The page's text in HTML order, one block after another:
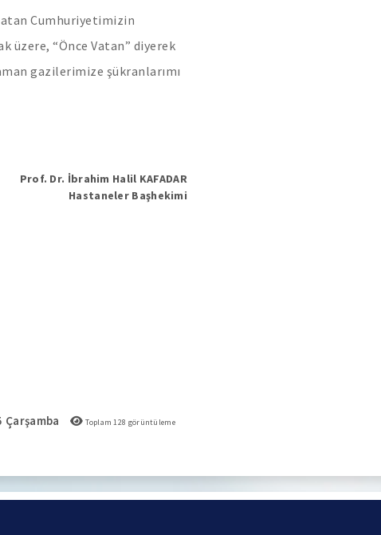
Cumhuriyetimizin
üzere, “Önce Vatan” diyerek
gazilerimize şükranlarımı
Prof. Dr. İbrahim Halil KAFADAR
Hastaneler Başhekimi
Çarşamba Toplam128 görüntüleme